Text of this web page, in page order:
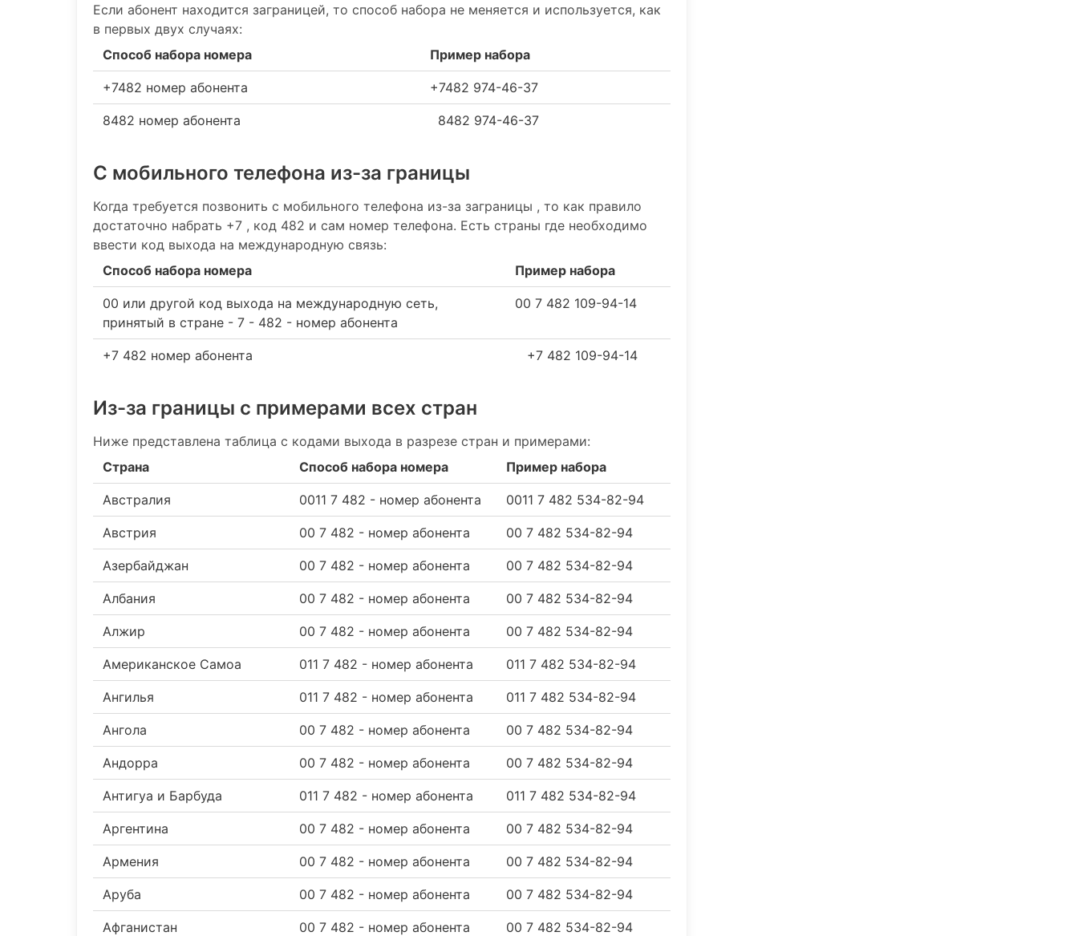
Если абонент находится заграницей, то способ набора не меняется и используется, как
в первых двух случаях:
Способ набора номера
Пример набора
+7482 номер абонента +7482 974-46-37
8482 номер абонента 8482 974-46-37
С мобильного телефона из-за границы
Когда требуется позвонить с мобильного телефона из-за заграницы , то как правило
достаточно набрать +7 , код 482 и сам номер телефона. Есть страны где необходимо
ввести код выхода на международную связь:
Способ набора номера
Пример набора
00 или другой код выхода на международную сеть,
принятый в стране - 7 - 482 - номер абонента
00 7 482 109-94-14
+7 482 номер абонента +7 482 109-94-14
Из-за границы с примерами всех стран
Ниже представлена таблица с кодами выхода в разрезе стран и примерами:
Страна
Способ набора номера Пример набора
Австралия 0011 7 482 - номер абонента 0011 7 482 534-82-94
Австрия 00 7 482 - номер абонента 00 7 482 534-82-94
Азербайджан 00 7 482 - номер абонента 00 7 482 534-82-94
Албания 00 7 482 - номер абонента 00 7 482 534-82-94
Алжир 00 7 482 - номер абонента 00 7 482 534-82-94
Американское Самоа 011 7 482 - номер абонента 011 7 482 534-82-94
Ангилья 011 7 482 - номер абонента 011 7 482 534-82-94
Ангола 00 7 482 - номер абонента 00 7 482 534-82-94
Андорра 00 7 482 - номер абонента 00 7 482 534-82-94
Антигуа и Барбуда 011 7 482 - номер абонента 011 7 482 534-82-94
Аргентина 00 7 482 - номер абонента 00 7 482 534-82-94
Армения 00 7 482 - номер абонента 00 7 482 534-82-94
Аруба 00 7 482 - номер абонента 00 7 482 534-82-94
Афганистан 00 7 482 - номер абонента 00 7 482 534-82-94